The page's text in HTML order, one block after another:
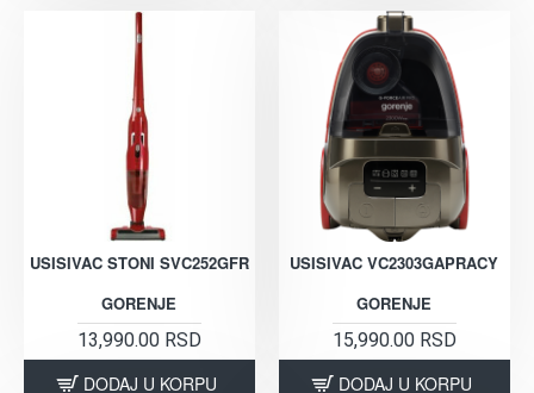
USISIVAC STONI SVC252GFR
GORENJE
13,990.00 RSD
DODAJ U KORPU
USISIVAC VC2303GAPRACY
GORENJE
15,990.00 RSD
DODAJ U KORPU